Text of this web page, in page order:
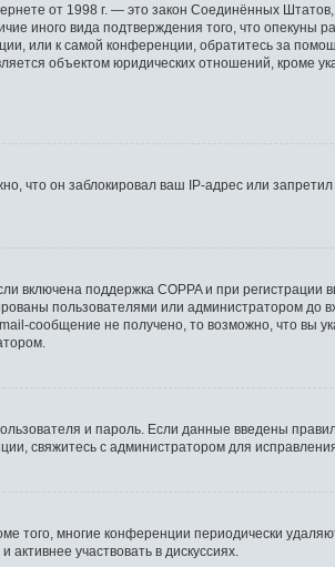
от 1998 г. — это закон Соединённых
иного вида подтверждения того, что
или к самой конференции, обратитесь за
объектом юридических отношений, кроме
что он заблокировал ваш IP-адрес или
поддержка COPPA и при регистрации
пользователями или администратором до
сообщение не получено, то возможно, что вы
и пароль. Если данные введены
свяжитесь с администратором для
того, многие конференции периодически
участвовать в дискуссиях.